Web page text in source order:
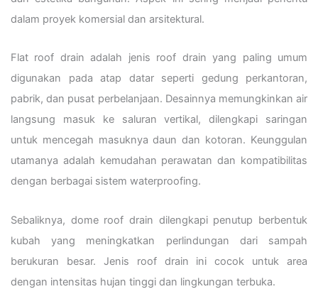
dalam proyek komersial dan arsitektural.
Flat roof drain adalah jenis roof drain yang paling umum
digunakan pada atap datar seperti gedung perkantoran,
pabrik, dan pusat perbelanjaan. Desainnya memungkinkan air
langsung masuk ke saluran vertikal, dilengkapi saringan
untuk mencegah masuknya daun dan kotoran. Keunggulan
utamanya adalah kemudahan perawatan dan kompatibilitas
dengan berbagai sistem waterproofing.
Sebaliknya, dome roof drain dilengkapi penutup berbentuk
kubah yang meningkatkan perlindungan dari sampah
berukuran besar. Jenis roof drain ini cocok untuk area
dengan intensitas hujan tinggi dan lingkungan terbuka.